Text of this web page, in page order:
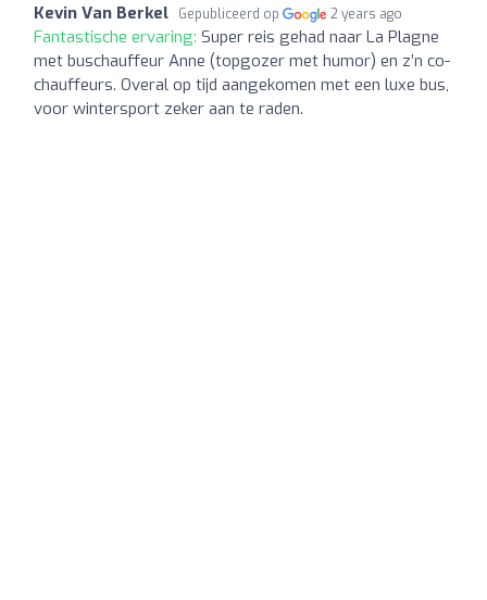
Kevin Van Berkel Gepubliceerd op 2 years ago
Fantastische ervaring: Super reis gehad naar La Plagne
met buschauffeur Anne (topgozer met humor) en z’n co-
chauffeurs. Overal op tijd aangekomen met een luxe bus,
voor wintersport zeker aan te raden.